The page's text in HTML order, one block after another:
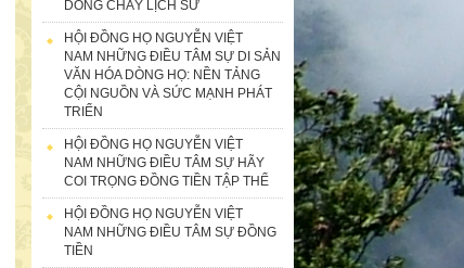
DÒNG CHẢY LỊCH SỬ
HỘI ĐỒNG HỌ NGUYỄN VIỆT
NAM NHỮNG ĐIỀU TÂM SỰ DI SẢN
VĂN HÓA DÒNG HỌ: NỀN TẢNG
CỘI NGUỒN VÀ SỨC MẠNH PHÁT
TRIỂN
HỘI ĐỒNG HỌ NGUYỄN VIỆT
NAM NHỮNG ĐIỀU TÂM SỰ HÃY
COI TRỌNG ĐỒNG TIỀN TẬP THỂ
HỘI ĐỒNG HỌ NGUYỄN VIỆT
NAM NHỮNG ĐIỀU TÂM SỰ ĐỒNG
TIỀN